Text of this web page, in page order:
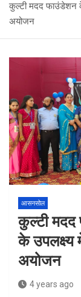
कुल्टी मदद फाउंडेशन के
अयोजन
आसनसोल
कुल्टी मदद
के उपलक्ष्य
अयोजन
4 years ago